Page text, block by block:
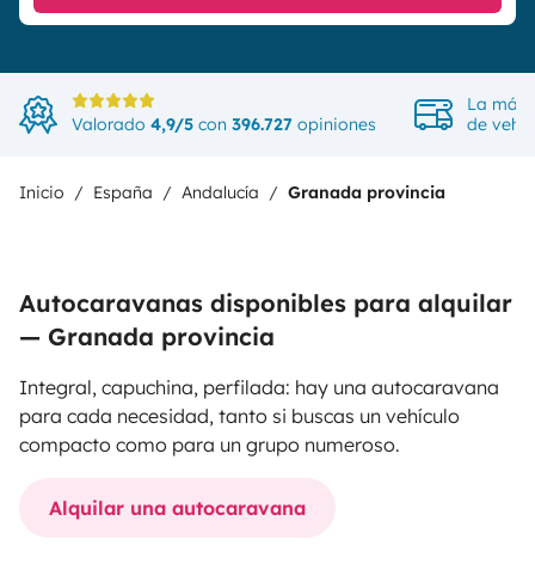
Valorado 4,9/5 con 396.727 opiniones
La más
de
Inicio España Andalucía Granada provincia
Autocaravanas disponibles para alquilar
— Granada provincia
Integral, capuchina, perfilada: hay una autocaravana
para cada necesidad, tanto si buscas un vehículo
compacto como para un grupo numeroso.
Alquilar una autocaravana